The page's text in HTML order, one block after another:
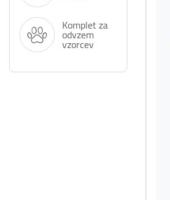
Komplet za
odvzem
vzorcev